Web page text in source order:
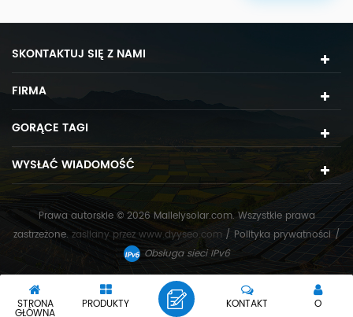
SKONTAKTUJ SIĘ Z NAMI
FIRMA
GORĄCE TAGI
WYSŁAĆ WIADOMOŚĆ
Prawa autorskie © 2026 Mailelysolar.com. Wszystkie prawa
zastrzeżone. zasilany przez www.dyyseo.com / Polityka prywatności /
Obsługa sieci IPv6
STRONA
GŁÓWNA
PRODUKTY O
KONTAKT